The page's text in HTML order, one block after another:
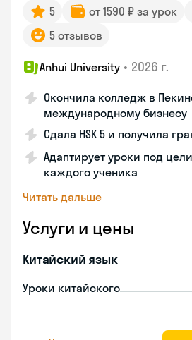
5 от 1590 ₽ за урок
5 отзывов
Anhui University • 2026 г.
Окончила колледж в
международному бизнесу
Сдала HSK 5 и получила
Адаптирует уроки под
каждого ученика
Читать дальше
Услуги и цены
Китайский язык
Уроки китайского